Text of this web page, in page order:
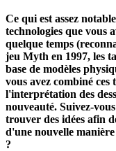
Ce qui est assez
technologies que vous
quelque temps
jeu Myth en 1997, les
base de modèles
vous avez combiné
l'interprétation des
nouveauté. Suivez-
trouver des idées afin
d'une nouvelle
?